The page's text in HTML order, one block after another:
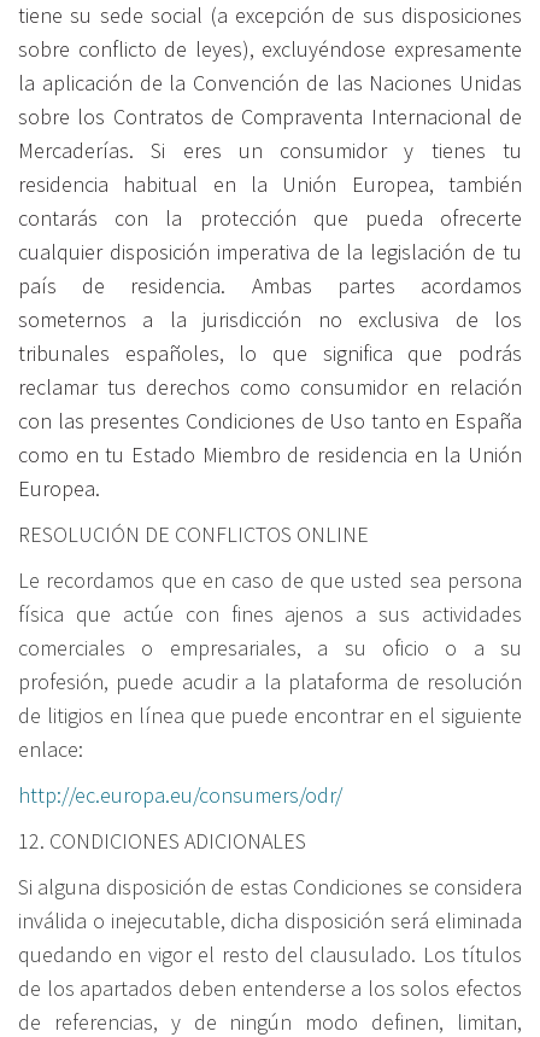
tiene su sede social (a excepción de sus disposiciones
sobre conflicto de leyes), excluyéndose expresamente
la aplicación de la Convención de las Naciones Unidas
sobre los Contratos de Compraventa Internacional de
Mercaderías. Si eres un consumidor y tienes tu
residencia habitual en la Unión Europea, también
contarás con la protección que pueda ofrecerte
cualquier disposición imperativa de la legislación de tu
país de residencia. Ambas partes acordamos
someternos a la jurisdicción no exclusiva de los
tribunales españoles, lo que significa que podrás
reclamar tus derechos como consumidor en relación
con las presentes Condiciones de Uso tanto en España
como en tu Estado Miembro de residencia en la Unión
Europea.
RESOLUCIÓN DE CONFLICTOS ONLINE
Le recordamos que en caso de que usted sea persona
física que actúe con fines ajenos a sus actividades
comerciales o empresariales, a su oficio o a su
profesión, puede acudir a la plataforma de resolución
de litigios en línea que puede encontrar en el siguiente
enlace:
http://ec.europa.eu/consumers/odr/
12. CONDICIONES ADICIONALES
Si alguna disposición de estas Condiciones se considera
inválida o inejecutable, dicha disposición será eliminada
quedando en vigor el resto del clausulado. Los títulos
de los apartados deben entenderse a los solos efectos
de referencias, y de ningún modo definen, limitan,